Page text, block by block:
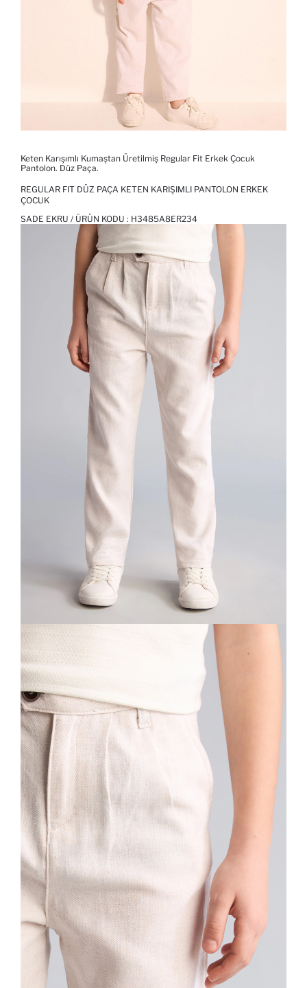
Keten Karışımlı Kumaştan Üretilmiş Regular Fit Erkek Çocuk
Pantolon. Düz Paça.
REGULAR FIT DÜZ PAÇA KETEN KARIŞIMLI PANTOLON ERKEK
ÇOCUK
SADE EKRU / ÜRÜN KODU : H3485A8ER234